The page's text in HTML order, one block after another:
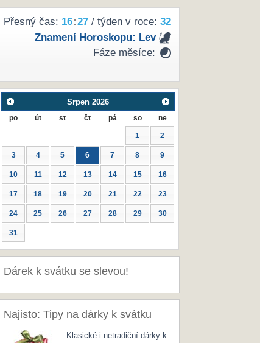
Přesný čas: 16:27/ týden v roce: 32
Znamení Horoskopu: Lev
Fáze měsíce:
Srpen 2026
po út st čt pá so ne
1 2
3 4 5 6 7 8 9
10 11 12 13 14 15 16
17 18 19 20 21 22 23
24 25 26 27 28 29 30
31
Dárek k svátku se slevou!
Najisto: Tipy na dárky k svátku
Klasické i netradiční dárky k